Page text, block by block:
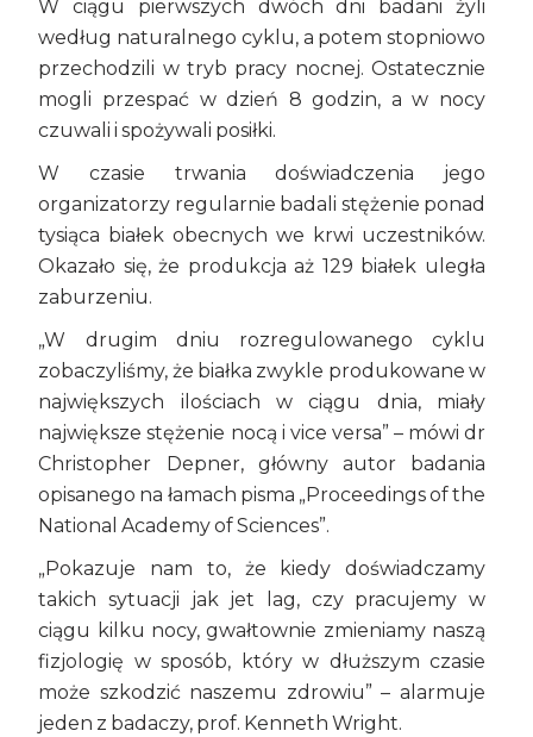
W ciągu pierwszych dwóch dni badani żyli
według naturalnego cyklu, a potem stopniowo
przechodzili w tryb pracy nocnej. Ostatecznie
mogli przespać w dzień 8 godzin, a w nocy
czuwali i spożywali posiłki.
W czasie trwania doświadczenia jego
organizatorzy regularnie badali stężenie ponad
tysiąca białek obecnych we krwi uczestników.
Okazało się, że produkcja aż 129 białek uległa
zaburzeniu.
„W drugim dniu rozregulowanego cyklu
zobaczyliśmy, że białka zwykle produkowane w
największych ilościach w ciągu dnia, miały
największe stężenie nocą i vice versa” – mówi dr
Christopher Depner, główny autor badania
opisanego na łamach pisma „Proceedings of the
National Academy of Sciences”.
„Pokazuje nam to, że kiedy doświadczamy
takich sytuacji jak jet lag, czy pracujemy w
ciągu kilku nocy, gwałtownie zmieniamy naszą
fizjologię w sposób, który w dłuższym czasie
może szkodzić naszemu zdrowiu” – alarmuje
jeden z badaczy, prof. Kenneth Wright.